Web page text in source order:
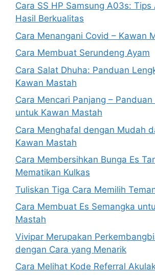
Cara SS HP Samsung A03s: Tips
Hasil Berkualitas
Cara Menangani Covid – Kawan
Cara Membuat Serundeng Ayam
Cara Salat Dhuha: Panduan
Kawan Mastah
Cara Mencari Panjang –
untuk Kawan Mastah
Cara Menghafal dengan Mudah
Kawan Mastah
Cara Membersihkan Bunga Es
Mematikan Kulkas
Tuliskan Tiga Cara Memilih
Cara Membuat Es Semangka
Mastah
Vivipar Merupakan
dengan Cara yang Menarik
Cara Melihat Kode Referral